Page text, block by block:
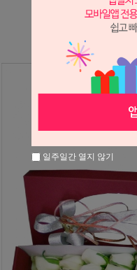
※ 필
장미는 시세 변동
일주일간 열지 않기